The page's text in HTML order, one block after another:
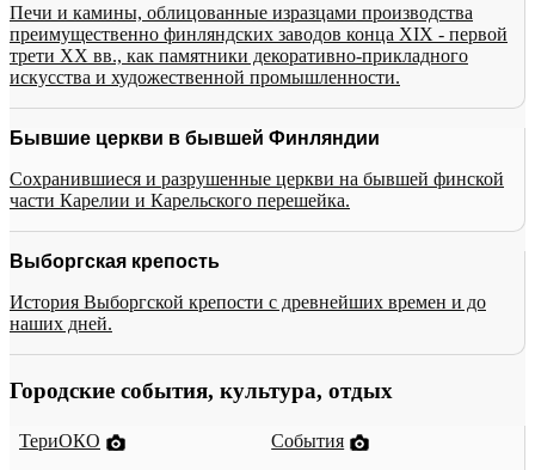
Печи и камины, облицованные изразцами производства
преимущественно финляндских заводов конца XIX - первой
трети XX вв., как памятники декоративно-прикладного
искусства и художественной промышленности.
Бывшие церкви в бывшей Финляндии
Сохранившиеся и разрушенные церкви на бывшей финской
части Карелии и Карельского перешейка.
Выборгская крепость
История Выборгской крепости с древнейших времен и до
наших дней.
Городские события, культура, отдых
ТериОКО
События